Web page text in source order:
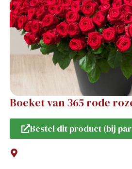
Boeket van 365 rode
Bestel dit product (bij